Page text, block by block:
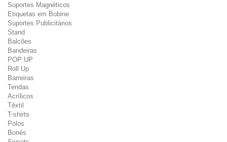
Suportes Magnéticos
Etiquetas em Bobine
Suportes Publicitários
Stand
Balcões
Bandeiras
POP UP
Roll Up
Barreiras
Tendas
Acrílicos
Têxtil
T-shirts
Polos
Bonés